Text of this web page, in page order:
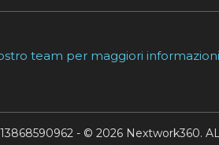
team per maggiori informazioni
- © 2026 Nextwork360.